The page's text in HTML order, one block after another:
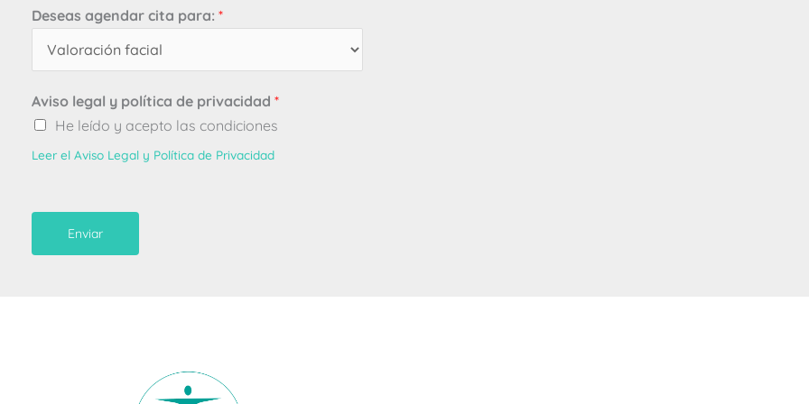
Deseas agendar cita para: *
Aviso legal y política de privacidad *
He leído y acepto las condiciones
Leer el Aviso Legal y Política de Privacidad
Enviar